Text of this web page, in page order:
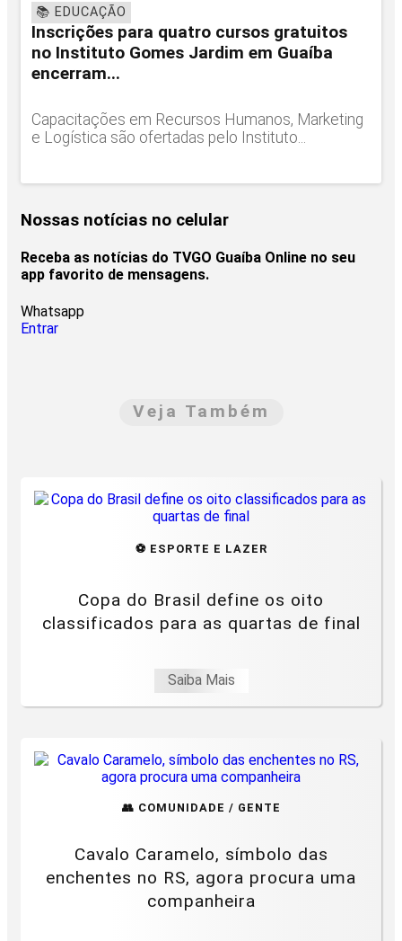
📚 EDUCAÇÃO
Inscrições para quatro cursos gratuitos
no Instituto Gomes Jardim em Guaíba
encerram...
Capacitações em Recursos Humanos, Marketing
e Logística são ofertadas pelo Instituto...
Nossas notícias no celular
Receba as notícias do TVGO Guaíba Online no seu
app favorito de mensagens.
Whatsapp
Entrar
Veja Também
⚽ ESPORTE E LAZER
Copa do Brasil define os oito
classificados para as quartas de final
Saiba Mais
👥 COMUNIDADE / GENTE
Cavalo Caramelo, símbolo das
enchentes no RS, agora procura uma
companheira